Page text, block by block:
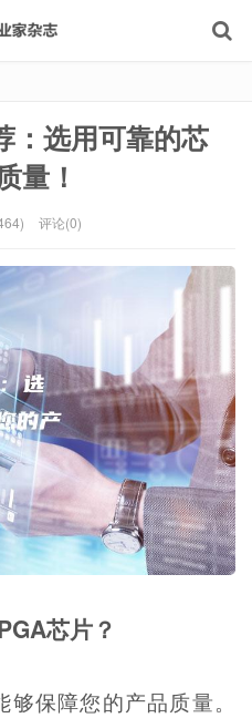
：选用可靠的芯
量！
评论(0)
芯片？
保障您的产品质量。